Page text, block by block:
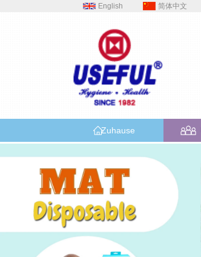
English 简体中文
Zuhause